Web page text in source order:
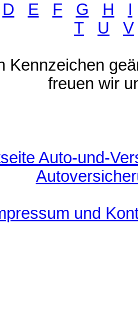
D E F G H
I
T
U V
Kennzeichen
freuen wir
Auto-und-
und